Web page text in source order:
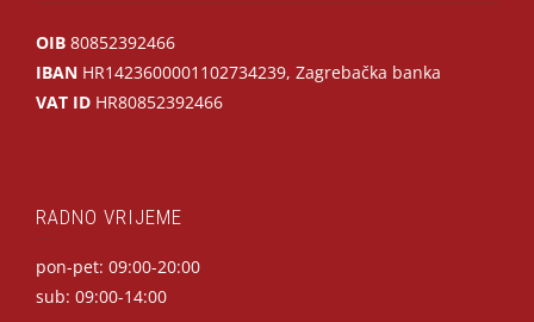
OIB 80852392466
IBAN HR1423600001102734239, Zagrebačka banka
VAT ID HR80852392466
RADNO VRIJEME
pon-pet: 09:00-20:00
sub: 09:00-14:00